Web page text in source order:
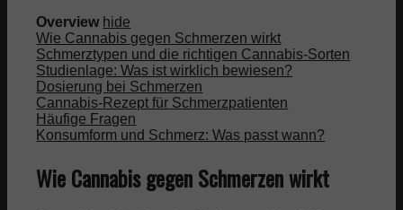
Overview hide
Wie Cannabis gegen Schmerzen wirkt
Schmerztypen und die richtigen Cannabis-Sorten
Studienlage: Was ist wirklich bewiesen?
Dosierung bei Schmerzen
Cannabis-Rezept für Schmerzpatienten
Häufige Fragen
Konsumform und Schmerz: Was passt wann?
Wie Cannabis gegen Schmerzen wirkt